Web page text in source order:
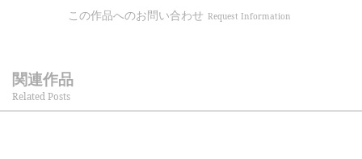
この作品へのお問い合わせ Request Information
関連作品
Related Posts